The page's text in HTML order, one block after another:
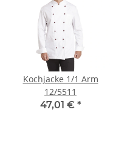
Kochjacke 1/1 Arm
12/5511
47,01 € *